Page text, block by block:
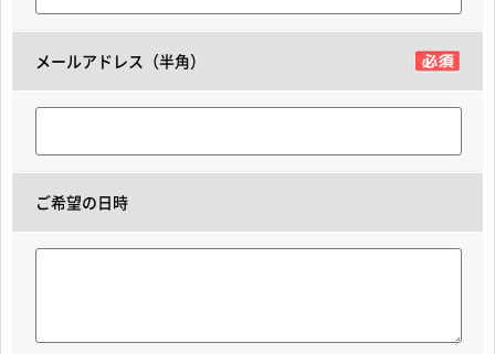
メールアドレス（半角）
ご希望の日時